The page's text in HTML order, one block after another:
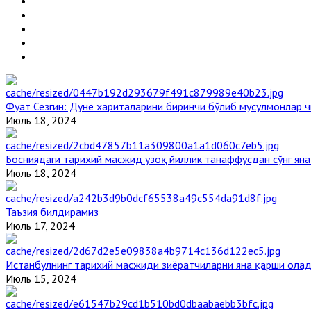
Фуат Сезгин: Дунё хариталарини биринчи бўлиб мусулмонлар
Июль 18, 2024
Босниядаги тарихий масжид узоқ йиллик танаффусдан сўнг
Июль 18, 2024
Таъзия билдирамиз
Июль 17, 2024
Истанбулнинг тарихий масжиди зиёратчиларни яна қарши
Июль 15, 2024